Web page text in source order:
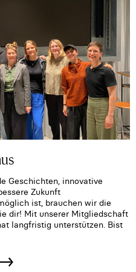
Geschichten, innovative
Zukunft
ist, brauchen wir die
dir! Mit unserer Mitgliedschaft
langfristig unterstützen. Bist